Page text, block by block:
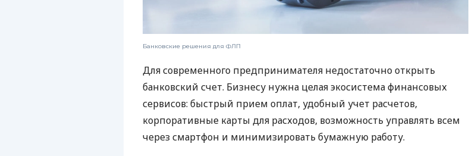
Банковские решения для ФЛП
Для современного предпринимателя недостаточно открыть
банковский счет. Бизнесу нужна целая экосистема финансовых
сервисов: быстрый прием оплат, удобный учет расчетов,
корпоративные карты для расходов, возможность управлять всем
через смартфон и минимизировать бумажную работу.